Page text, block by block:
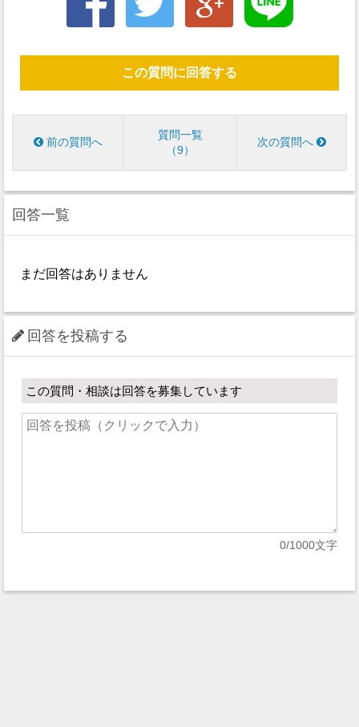
この質問に回答する
前の質問へ
質問一覧
9
次の質問へ
回答一覧
まだ回答はありません
回答を投稿する
この質問・相談は回答を募集しています
0/1000文字